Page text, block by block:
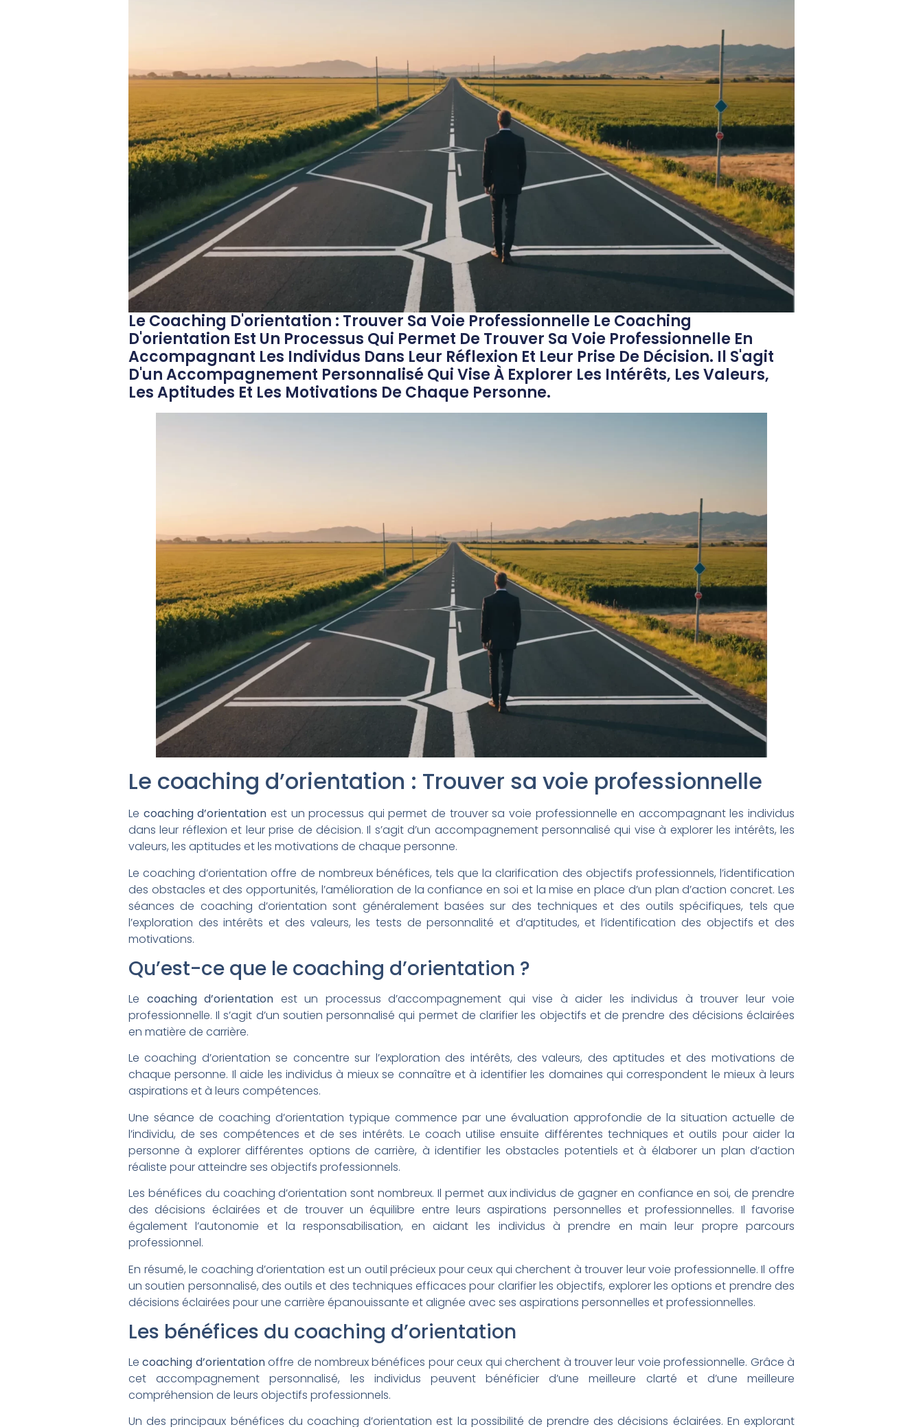
Le Coaching D'orientation : Trouver Sa Voie Professionnelle Le Coaching
D'orientation Est Un Processus Qui Permet De Trouver Sa Voie Professionnelle En
Accompagnant Les Individus Dans Leur Réflexion Et Leur Prise De Décision. Il S'agit
D'un Accompagnement Personnalisé Qui Vise À Explorer Les Intérêts, Les Valeurs,
Les Aptitudes Et Les Motivations De Chaque Personne.
Le coaching d’orientation : Trouver sa voie professionnelle
Le coaching d’orientation est un processus qui permet de trouver sa voie professionnelle en accompagnant les individus
dans leur réflexion et leur prise de décision. Il s’agit d’un accompagnement personnalisé qui vise à explorer les intérêts, les
valeurs, les aptitudes et les motivations de chaque personne.
Le coaching d’orientation offre de nombreux bénéfices, tels que la clarification des objectifs professionnels, l’identification
des obstacles et des opportunités, l’amélioration de la confiance en soi et la mise en place d’un plan d’action concret. Les
séances de coaching d’orientation sont généralement basées sur des techniques et des outils spécifiques, tels que
l’exploration des intérêts et des valeurs, les tests de personnalité et d’aptitudes, et l’identification des objectifs et des
motivations.
Qu’est-ce que le coaching d’orientation ?
Le coaching d’orientation est un processus d’accompagnement qui vise à aider les individus à trouver leur voie
professionnelle. Il s’agit d’un soutien personnalisé qui permet de clarifier les objectifs et de prendre des décisions éclairées
en matière de carrière.
Le coaching d’orientation se concentre sur l’exploration des intérêts, des valeurs, des aptitudes et des motivations de
chaque personne. Il aide les individus à mieux se connaître et à identifier les domaines qui correspondent le mieux à leurs
aspirations et à leurs compétences.
Une séance de coaching d’orientation typique commence par une évaluation approfondie de la situation actuelle de
l’individu, de ses compétences et de ses intérêts. Le coach utilise ensuite différentes techniques et outils pour aider la
personne à explorer différentes options de carrière, à identifier les obstacles potentiels et à élaborer un plan d’action
réaliste pour atteindre ses objectifs professionnels.
Les bénéfices du coaching d’orientation sont nombreux. Il permet aux individus de gagner en confiance en soi, de prendre
des décisions éclairées et de trouver un équilibre entre leurs aspirations personnelles et professionnelles. Il favorise
également l’autonomie et la responsabilisation, en aidant les individus à prendre en main leur propre parcours
professionnel.
En résumé, le coaching d’orientation est un outil précieux pour ceux qui cherchent à trouver leur voie professionnelle. Il offre
un soutien personnalisé, des outils et des techniques efficaces pour clarifier les objectifs, explorer les options et prendre des
décisions éclairées pour une carrière épanouissante et alignée avec ses aspirations personnelles et professionnelles.
Les bénéfices du coaching d’orientation
Lecoaching d’orientationoffre de nombreux bénéfices pour ceux qui cherchent à trouver leur voie professionnelle. Grâce à
cet accompagnement personnalisé, les individus peuvent bénéficier d’une meilleure clarté et d’une meilleure
compréhension de leurs objectifs professionnels.
Un des principaux bénéfices du coaching d’orientation est la possibilité de prendre des décisions éclairées. En explorant